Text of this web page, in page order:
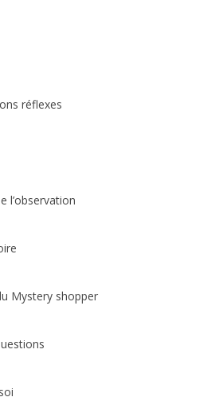
d’inventer !
les bons réflexes
sens de l’observation
sa mémoire
du Mystery shopper
les questions
notes avec soi